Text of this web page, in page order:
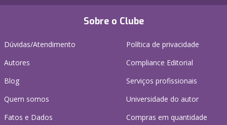
Sobre o Clube
Dúvidas/Atendimento
Autores
Blog
Quem somos
Fatos e Dados
Política de privacidade
Compliance Editorial
Serviços profissionais
Universidade do autor
Compras em quantidade